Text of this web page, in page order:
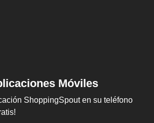
Móviles
ShoppingSpout en su teléfono